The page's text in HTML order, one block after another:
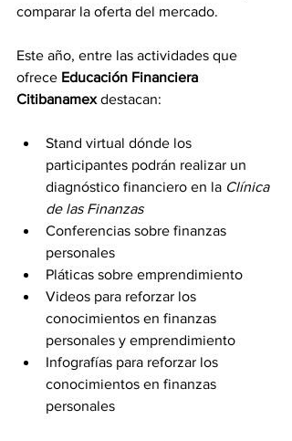
comparar la oferta del mercado.
Este año, entre las actividades que
ofrece Educación Financiera
Citibanamex destacan:
Stand virtual dónde los
participantes podrán realizar un
diagnóstico financiero en la Clínica
de las Finanzas
Conferencias sobre finanzas
personales
Pláticas sobre emprendimiento
Videos para reforzar los
conocimientos en finanzas
personales y emprendimiento
Infografías para reforzar los
conocimientos en finanzas
personales